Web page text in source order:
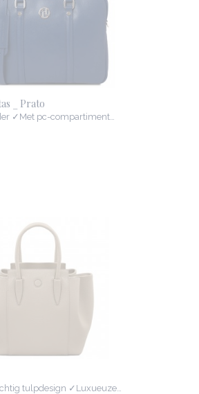
_ Prato
✓Met pc-compartiment…
tulpdesign ✓Luxueuze…